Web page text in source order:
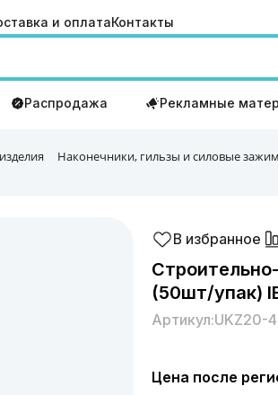
и оплатаКонтакты
Распродажа Рекламные
Наконечники, гильзы и силовые
В избранное
(50шт/упак)
Артикул:UKZ20-
Цена после